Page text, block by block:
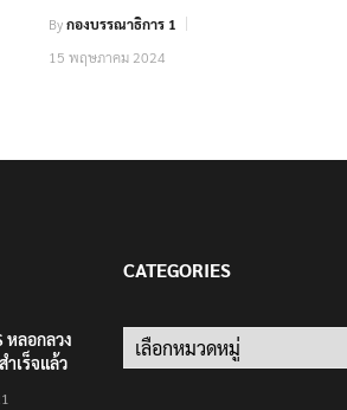
Byกองบรรณาธิการ 1
15 พฤษภาคม 2024
หลอกลวง
เร็จแล้ว
CATEGORIES
Categories